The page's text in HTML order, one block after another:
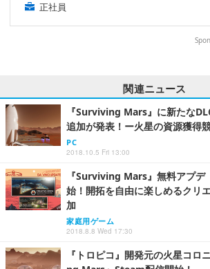
正社員
関連ニュース
『Surviving Mars』に新たな
追加が発表！ー火星の資源獲得
PC
2018.10.5 Fri 13:00
『Surviving Mars』無料アプデ
始！開拓を自由に楽しめるクリ
加
家庭用ゲーム
2018.8.8 Wed 17:30
『トロピコ』開発元の火星コ